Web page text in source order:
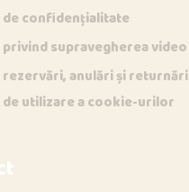
de confidențialitate
supravegherea video
rezervări, anulări și returnări
de utilizare a cookie-urilor